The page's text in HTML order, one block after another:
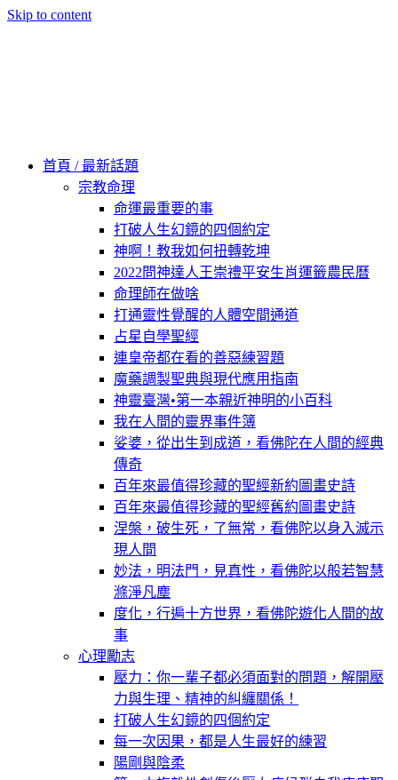
Skip to content
首頁 / 最新話題
宗教命理
命運最重要的事
打破人生幻鏡的四個約定
神啊！教我如何扭轉乾坤
2022問神達人王崇禮平安生肖運籤農民曆
命理師在做啥
打通靈性覺醒的人體空間通道
占星自學聖經
連皇帝都在看的善惡練習題
魔藥調製聖典與現代應用指南
神靈臺灣•第一本親近神明的小百科
我在人間的靈界事件簿
娑婆，從出生到成道，看佛陀在人間的經典
傳奇
百年來最值得珍藏的聖經新約圖畫史詩
百年來最值得珍藏的聖經舊約圖畫史詩
涅槃，破生死，了無常，看佛陀以身入滅示
現人間
妙法，明法門，見真性，看佛陀以般若智慧
滌淨凡塵
度化，行遍十方世界，看佛陀遊化人間的故
事
心理勵志
壓力：你一輩子都必須面對的問題，解開壓
力與生理、精神的糾纏關係！
打破人生幻鏡的四個約定
每一次因果，都是人生最好的練習
陽剛與陰柔